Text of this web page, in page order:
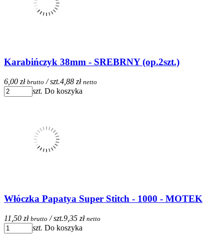
Karabińczyk 38mm - SREBRNY (op.2szt.)
6,00 zł brutto / szt.4,88 zł netto
szt. Do koszyka
Włóczka Papatya Super Stitch - 1000 - MOTEK
11,50 zł brutto / szt.9,35 zł netto
szt. Do koszyka